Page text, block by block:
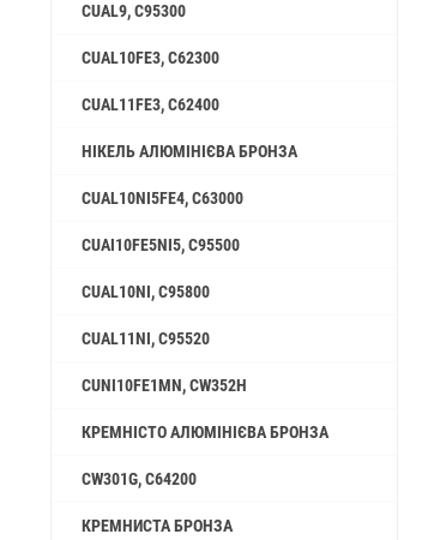
CUAL9, C95300
CUAL10FE3, C62300
CUAL11FE3, C62400
НІКЕЛЬ АЛЮМІНІЄВА БРОНЗА
CUAL10NI5FE4, C63000
CUAI10FE5NI5, C95500
CUAL10NI, C95800
CUAL11NI, C95520
CUNI10FE1MN, CW352H
КРЕМНІСТО АЛЮМІНІЄВА БРОНЗА
CW301G, C64200
КРЕМНИСТА БРОНЗА